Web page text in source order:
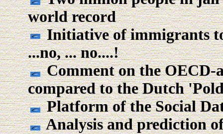
world record
Initiative of immigrants
...no, ... no....!
Comment on the OECD-
compared to the Dutch
Platform of the Social
Analysis and prediction